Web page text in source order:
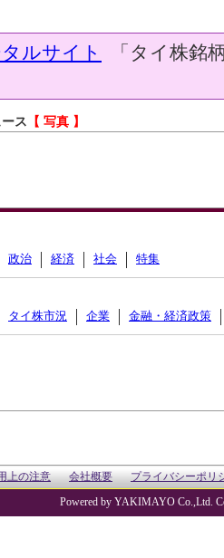
ルサイト
「タイ株銘
ス 【 写真 】
政治 経済 社会 特集
タイ株市況 企業 金融・経済政策
上の注意 会社概要 プライバシーポリ
Powered by YAKIMAYO Co.,Ltd.